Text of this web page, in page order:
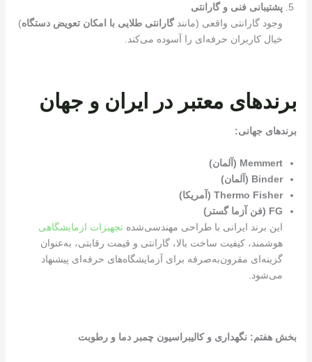
پشتیبانی فنی و گارانتی
وجود گارانتی واقعی (مانندگارانتی طلایی با امکان تعویض دستگاه)
خیال کاربران حرفه‌ای را آسوده می‌کند.
برندهای معتبر در ایران و جهان
برندهای جهانی:
Memmert ( آلمان)
Binder ( آلمان)
Thermo Fisher ( آمریکا)
FG ( فن آزما گستر )
این برند ایرانی با طراحی مهندسی‌شده تجهیزات ازمایشگاهی
هوشمند، کیفیت ساخت بالا، گارانتی و قیمت رقابتی، به‌عنوان
گزینه‌ای مقرون‌به‌صرفه برای آزمایشگاه‌های حرفه‌ای پیشنهاد
می‌شود.
بخش هفتم: نگهداری و کالیبراسیون چمبر دما و رطوبت